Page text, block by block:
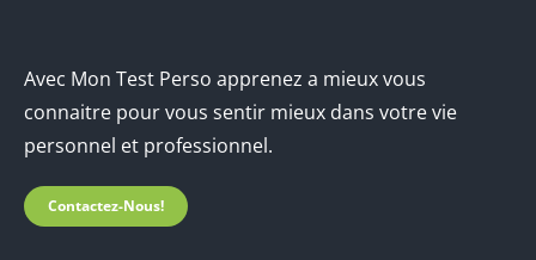
Avec Mon Test Perso apprenez a mieux vous
connaitre pour vous sentir mieux dans votre vie
personnel et professionnel.
Contactez-Nous!